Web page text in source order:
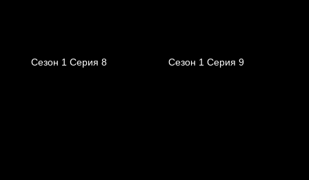
Сезон 1 Серия 8 Сезон 1 Серия 9